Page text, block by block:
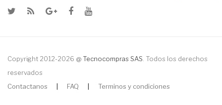
Copyright 2012-2026 @ Tecnocompras SAS . Todos los derechos
reservados
Contactanos
FAQ Terminos y condiciones